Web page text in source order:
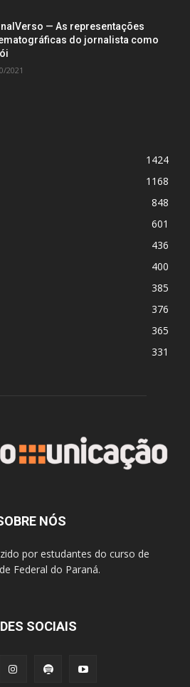
— As representações
do jornalista como
2021
1424
1168
848
601
436
400
385
376
365
331
NÓS
por estudantes do curso de
Federal do Paraná.
SOCIAIS